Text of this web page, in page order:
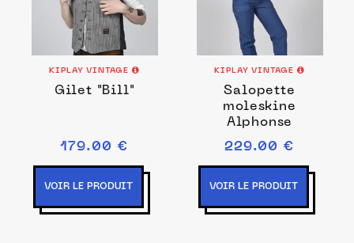
KIPLAY VINTAGE
Gilet "Bill"
179.00 €
VOIR LE PRODUIT
KIPLAY VINTAGE
Salopette
moleskine
Alphonse
229.00 €
VOIR LE PRODUIT